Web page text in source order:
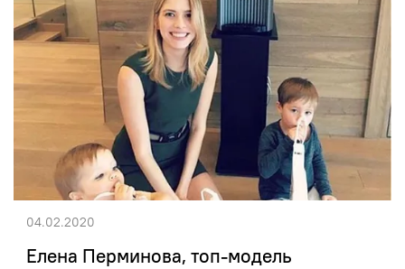
Елена Перминова, топ-модель
04.02.2020